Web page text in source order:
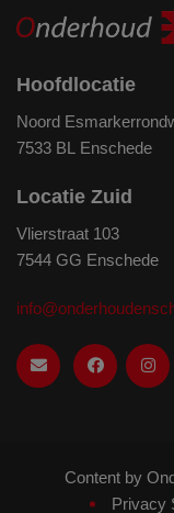
Hoofdlocatie
Noord
7533 BL Enschede
Locatie Zuid
Vlierstraat 103
7544 GG Enschede
Content by
Privacy